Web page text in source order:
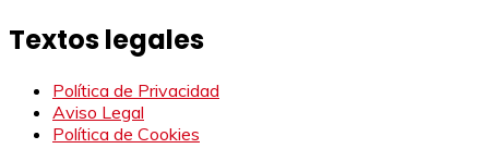
Textos legales
Política de Privacidad
Aviso Legal
Política de Cookies